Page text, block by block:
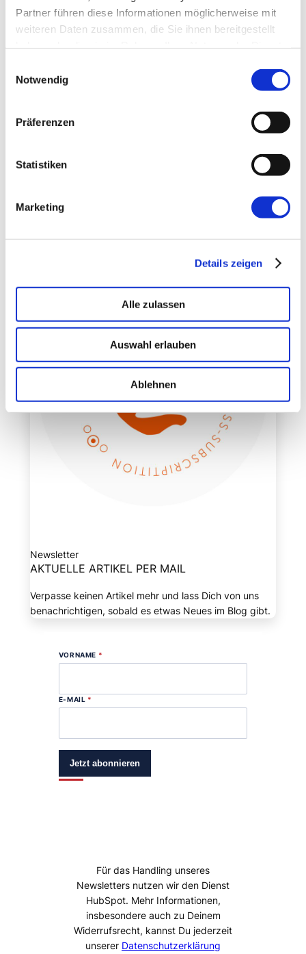
Partner führen diese Informationen möglicherweise mit
weiteren Daten zusammen, die Sie ihnen bereitgestellt
Notwendig
Präferenzen
Statistiken
Marketing
Details zeigen
Alle zulassen
Auswahl erlauben
Ablehnen
E-Mail-Adresse
Newsletter
AKTUELLE ARTIKEL PER MAIL
Verpasse keinen Artikel mehr und lass Dich von uns
benachrichtigen, sobald es etwas Neues im Blog gibt.
VORNAME *
E-MAIL *
Jetzt abonnieren
Für das Handling unseres
Newsletters nutzen wir den Dienst
HubSpot. Mehr Informationen,
insbesondere auch zu Deinem
Widerrufsrecht, kannst Du jederzeit
unserer Datenschutzerklärung